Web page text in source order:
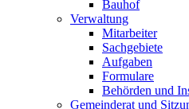
Bauhof
Verwaltung
Mitarbeiter
Sachgebiete
Aufgaben
Formulare
Behörden und
Gemeinderat und